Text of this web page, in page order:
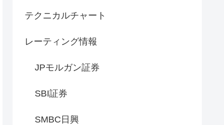
テクニカルチャート
レーティング情報
JPモルガン証券
SBI証券
SMBC日興